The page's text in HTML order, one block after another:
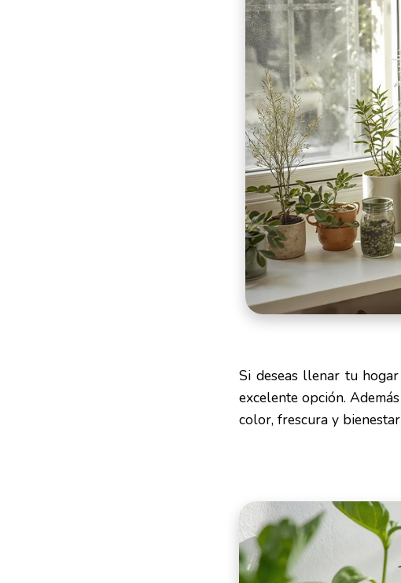
Si deseas llenar tu
excelente opción.
color, frescura y